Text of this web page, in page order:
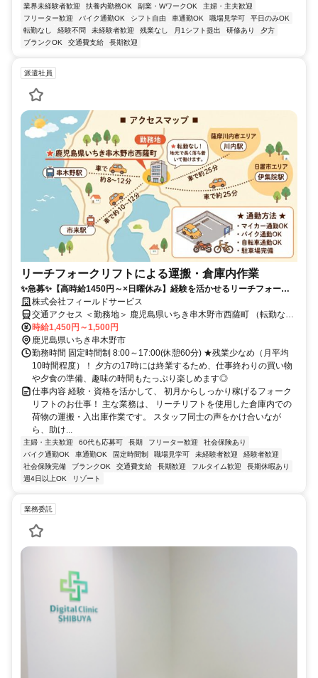
業界未経験者歓迎 扶養内勤務OK 副業・WワークOK
主婦・主夫歓迎
フリーター歓迎
バイク通勤OK シフト自由 車通勤OK 職場見学可
平日のみOK
転勤なし
経験不問 未経験者歓迎 残業なし 月1シフト提出 研修あり
夕方
ブランクOK
交通費支給 長期歓迎
派遣社員
リーチフォークリフトによる運搬・倉庫内作業
✨️急募✨️【高時給1450円～×日曜休み】経験を活かせるリーチフォーク
リフト運搬・軽作業◎車通勤OK!
株式会社フィールドサービス
交通アクセス ＜勤務地＞ 鹿児島県いちき串木野市西薩町 （転勤な
し！地元で長く落ち着いて働けます） ＜交通アクセス＞ ■JR鹿児島
本線「串木野駅」より車で約8～10分 ■JR鹿児島本線「市来駅」より
車で約10～12分 ★マイカー・バイク・自転車通勤OK（駐車場完備）
薩摩川内市エリア（川内駅から車で約25分） 日置市エリア（伊集院
駅から車で約25分）からも通勤しやすく、 無理なくマイカー通勤で
きる好立地！
時給1,450円～1,500円
鹿児島県いちき串木野市
勤務時間 固定時間制 8:00～17:00(休憩60分) ★残業少なめ（月平均
10時間程度）！ 夕方の17時には終業するため、仕事終わりの買い物
や夕食の準備、趣味の時間もたっぷり楽しめます◎
仕事内容 経験・資格を活かして、 初月からしっかり稼げるフォーク
リフトのお仕事！ 主な業務は、 リーチリフトを使用した倉庫内での
荷物の運搬・入出庫作業です。 スタッフ同士の声をかけ合いなが
ら、助け...
主婦・主夫歓迎 60代も応募可 長期 フリーター歓迎
社会保険あり
バイク通勤OK
車通勤OK 固定時間制 職場見学可 未経験者歓迎
経験者歓迎
社会保険完備
ブランクOK 交通費支給 長期歓迎 フルタイム歓迎
長期休暇あり
週4日以上OK
リゾート
業務委託